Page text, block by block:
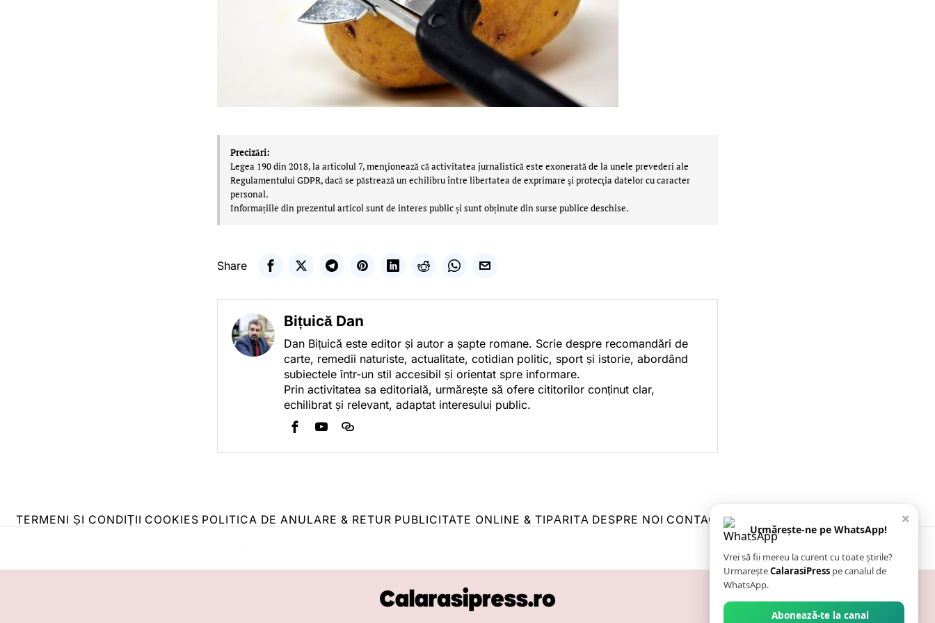
Precizări:
Legea 190 din 2018, la articolul 7, menţionează că activitatea jurnalistică este exonerată de la unele prevederi ale
Regulamentului GDPR, dacă se păstrează un echilibru între libertatea de exprimare şi protecţia datelor cu caracter
personal.
Informațiile din prezentul articol sunt de interes public și sunt obținute din surse publice deschise.
Share
Bițuică Dan
Dan Bițuică este editor și autor a șapte romane. Scrie despre recomandări de
carte, remedii naturiste, actualitate, cotidian politic, sport și istorie, abordând
subiectele într-un stil accesibil și orientat spre informare.
Prin activitatea sa editorială, urmărește să ofere cititorilor conținut clar,
echilibrat și relevant, adaptat interesului public.
TERMENI ȘI CONDIȚII COOKIES POLITICA DE ANULARE & RETUR PUBLICITATE ONLINE & TIPĂRITĂ DESPRE NOI CONTACT ZIARUL ANUNȚUL CĂLĂRĂȘEAN
×
Urmărește-ne pe WhatsApp!
Vrei să fii mereu la curent cu toate știrile?
UrmareșteCalarasiPress pe canalul de
WhatsApp.
Abonează-te la canal